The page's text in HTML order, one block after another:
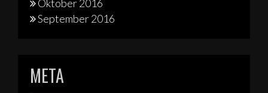
Oktober 2016
September 2016
META